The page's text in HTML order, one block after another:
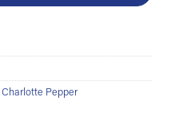
Charlotte Pepper